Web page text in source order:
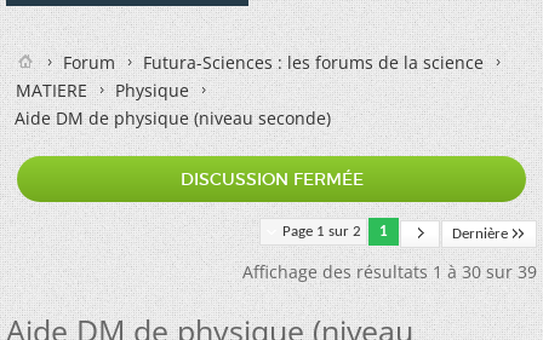
Forum
Futura-Sciences : les forums de la science
MATIERE
Physique
Aide DM de physique (niveau seconde)
DISCUSSION FERMÉE
Page 1 sur 2 1 Dernière
Affichage des résultats 1 à 30 sur 39
Aide DM de physique (niveau